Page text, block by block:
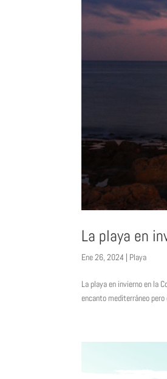
La playa en
Ene 26, 2024 | Playa
La playa en invierno en la
encanto mediterráneo